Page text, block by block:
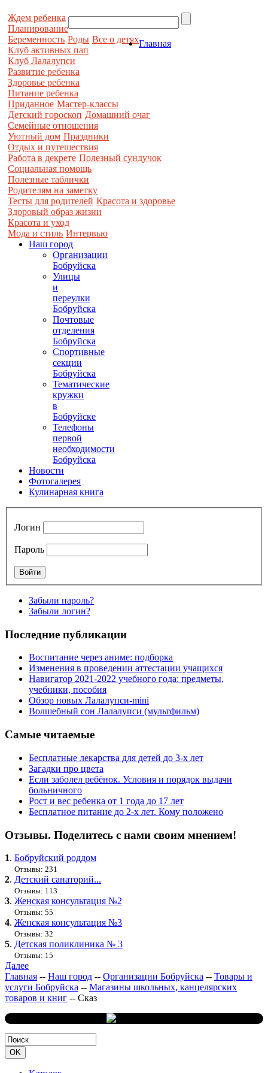
Ждем ребенка
Планирование
Беременность Роды Все о детях
Клуб активных пап
Клуб Лалалупси
Развитие ребенка
Здоровье ребенка
Питание ребенка
Приданное Мастер-классы
Детский гороскоп Домашний очаг
Семейные отношения
Уютный дом Праздники
Отдых и путешествия
Работа в декрете Полезный сундучок
Социальная помощь
Полезные таблички
Родителям на заметку
Тесты для родителей Красота и здоровье
Здоровый образ жизни
Красота и уход
Мода и стиль Интервью
Главная
Наш город
Организации
Бобруйска
Улицы
и
переулки
Бобруйска
Почтовые
отделения
Бобруйска
Спортивные
секции
Бобруйска
Тематические
кружки
в
Бобруйске
Телефоны
первой
необходимости
Бобруйска
Новости
Фотогалерея
Кулинарная книга
Логин
Пароль
Забыли пароль?
Забыли логин?
Последние публикации
Воспитание через аниме: подборка
Изменения в проведении аттестации учащихся
Навигатор 2021-2022 учебного года: предметы,
учебники, пособия
Обзор новых Лалалупси-mini
Волшебный сон Лалалупси (мультфильм)
Самые читаемые
Бесплатные лекарства для детей до 3-х лет
Загадки про цвета
Если заболел ребёнок. Условия и порядок выдачи
больничного
Рост и вес ребенка от 1 года до 17 лет
Бесплатное питание до 2-х лет. Кому положено
Отзывы. Поделитесь с нами своим мнением!
1. Бобруйский роддом
Отзывы: 231
2. Детский санаторий...
Отзывы: 113
3. Женская консультация №2
Отзывы: 55
4. Женская консультация №3
Отзывы: 32
5. Детская поликлиника № 3
Отзывы: 15
Далее
Главная -- Наш город -- Организации Бобруйска -- Товары и
услуги Бобруйска -- Магазины школьных, канцелярских
товаров и книг -- Сказ